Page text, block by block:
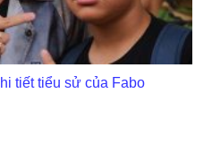
tiết tiểu sử của Fabo